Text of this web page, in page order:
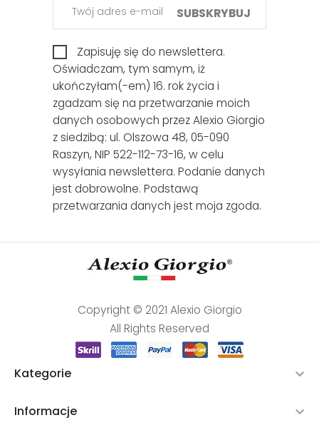
SUBSKRYBUJ
Zapisuję się do newslettera.
Oświadczam, tym samym, iż
ukończyłam(-em) 16. rok życia i
zgadzam się na przetwarzanie moich
danych osobowych przez Alexio Giorgio
z siedzibą: ul. Olszowa 48, 05-090
Raszyn, NIP 522-112-73-16, w celu
wysyłania newslettera. Podanie danych
jest dobrowolne. Podstawą
przetwarzania danych jest moja zgoda.
Copyright © 2021 Alexio Giorgio
All Rights Reserved
Kategorie 
Informacje 